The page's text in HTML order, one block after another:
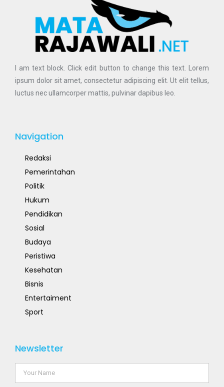
I am text block. Click edit button to change this text. Lorem
ipsum dolor sit amet, consectetur adipiscing elit. Ut elit tellus,
luctus nec ullamcorper mattis, pulvinar dapibus leo.
Navigation
Redaksi
Pemerintahan
Politik
Hukum
Pendidikan
Sosial
Budaya
Peristiwa
Kesehatan
Bisnis
Entertaiment
Sport
Newsletter